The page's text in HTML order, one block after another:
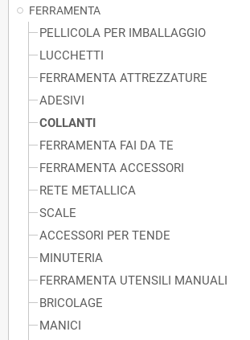
FERRAMENTA
PELLICOLA PER IMBALLAGGIO
LUCCHETTI
FERRAMENTA ATTREZZATURE
ADESIVI
COLLANTI
FERRAMENTA FAI DA TE
FERRAMENTA ACCESSORI
RETE METALLICA
SCALE
ACCESSORI PER TENDE
MINUTERIA
FERRAMENTA UTENSILI MANUALI
BRICOLAGE
MANICI